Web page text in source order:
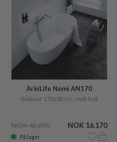
ArkiLife Nomi AN170
Badekar 170x80 cm, matt hvit
NOK 42.695 NOK 16.170
På lager